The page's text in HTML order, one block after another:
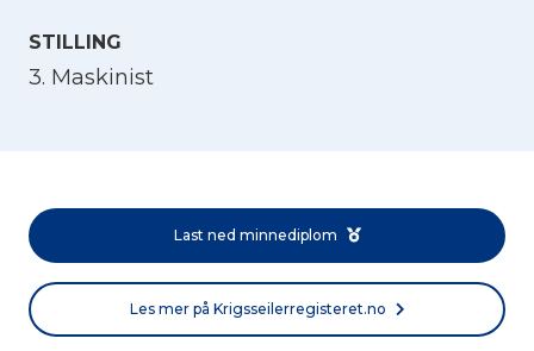
STILLING
3. Maskinist
Last ned minnediplom
Les mer på Krigsseilerregisteret.no